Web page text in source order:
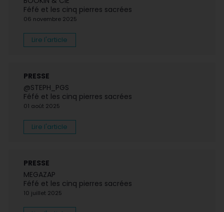
Féfé et les cinq pierres sacrées
06 novembre 2025
Lire l'article
PRESSE
@STEPH_PGS
Féfé et les cinq pierres sacrées
01 août 2025
Lire l'article
PRESSE
MEGAZAP
Féfé et les cinq pierres sacrées
10 juillet 2025